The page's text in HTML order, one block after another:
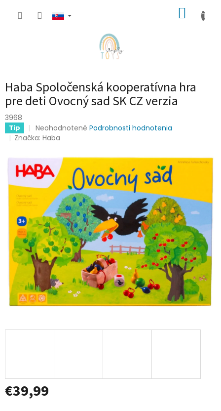
Haba Spoločenská kooperatívna hra
pre deti Ovocný sad SK CZ verzia
3968
Tip
Priemerné
hodnotenie
0,0
z
hviezdičiek.
Neohodnotené Podrobnosti hodnotenia
Značka:Haba
€39,99